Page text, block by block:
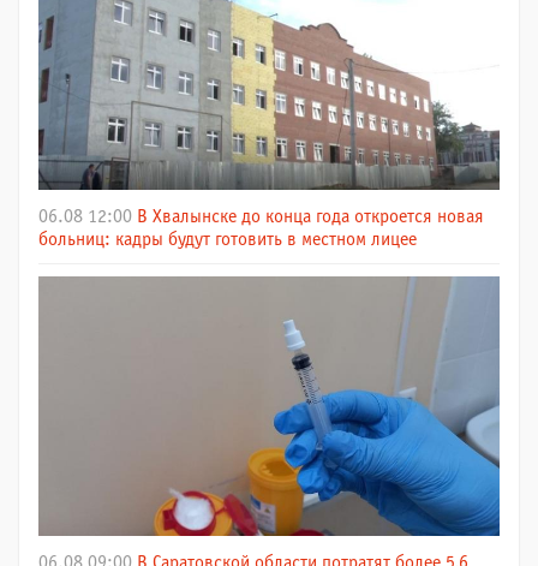
06.08 12:00 В Хвалынске до конца года откроется новая
больниц: кадры будут готовить в местном лицее